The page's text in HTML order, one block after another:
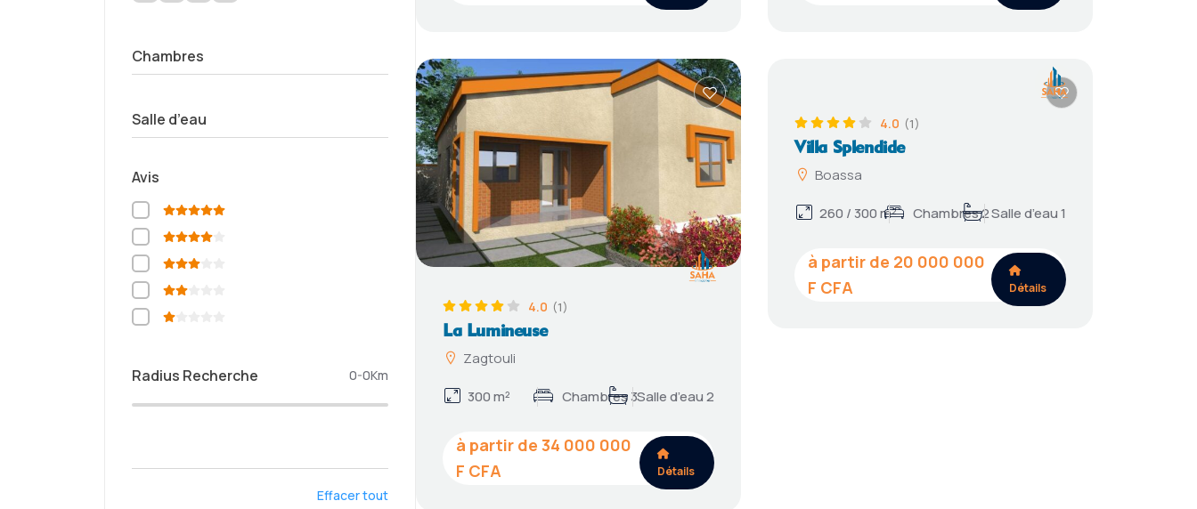
Chambres
Salle d’eau
Avis
Radius Recherche 0-0Km
Effacer tout
4.0 (1)
La Lumineuse
Zagtouli
300 m² Chambres 3Salle d’eau 2
34 000 000
Détails
4.0 (1)
Villa Splendide
Boassa
260 / 300 m² Chambres 2Salle d’eau 1
20 000 000
Détails